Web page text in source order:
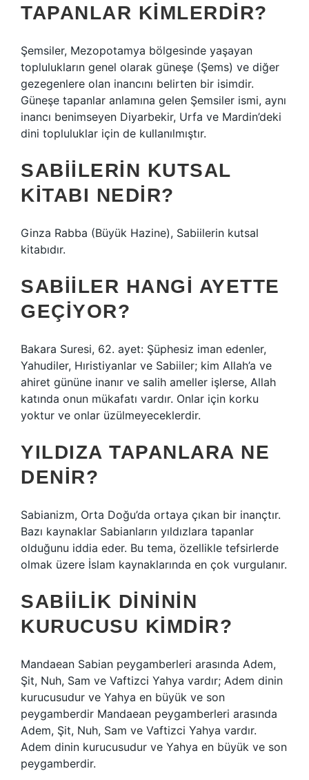
TAPANLAR KIMLERDIR?
Şemsiler, Mezopotamya bölgesinde yaşayan
toplulukların genel olarak güneşe (Şems) ve diğer
gezegenlere olan inancını belirten bir isimdir.
Güneşe tapanlar anlamına gelen Şemsiler ismi, aynı
inancı benimseyen Diyarbekir, Urfa ve Mardin’deki
dini topluluklar için de kullanılmıştır.
SABIILERIN KUTSAL
KITABI NEDIR?
Ginza Rabba (Büyük Hazine), Sabiilerin kutsal
kitabıdır.
SABIILER HANGI AYETTE
GEÇIYOR?
Bakara Suresi, 62. ayet: Şüphesiz iman edenler,
Yahudiler, Hıristiyanlar ve Sabiiler; kim Allah’a ve
ahiret gününe inanır ve salih ameller işlerse, Allah
katında onun mükafatı vardır. Onlar için korku
yoktur ve onlar üzülmeyeceklerdir.
YILDIZA TAPANLARA NE
DENIR?
Sabianizm, Orta Doğu’da ortaya çıkan bir inançtır.
Bazı kaynaklar Sabianların yıldızlara tapanlar
olduğunu iddia eder. Bu tema, özellikle tefsirlerde
olmak üzere İslam kaynaklarında en çok vurgulanır.
SABIILIK DINININ
KURUCUSU KIMDIR?
Mandaean Sabian peygamberleri arasında Adem,
Şit, Nuh, Sam ve Vaftizci Yahya vardır; Adem dinin
kurucusudur ve Yahya en büyük ve son
peygamberdir Mandaean peygamberleri arasında
Adem, Şit, Nuh, Sam ve Vaftizci Yahya vardır.
Adem dinin kurucusudur ve Yahya en büyük ve son
peygamberdir.